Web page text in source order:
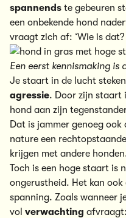
spannends te gebeuren
een onbekende hond
vraagt zich af: ‘Wie is
Een eerst kennismaking
Je staart in de lucht
agressie. Door zijn staart
hond aan zijn
Dat is jammer genoeg
nature een
krijgen met andere
Toch is een hoge staart is
ongerustheid. Het kan
spanning. Zoals wanneer
vol verwachting afvraagt: